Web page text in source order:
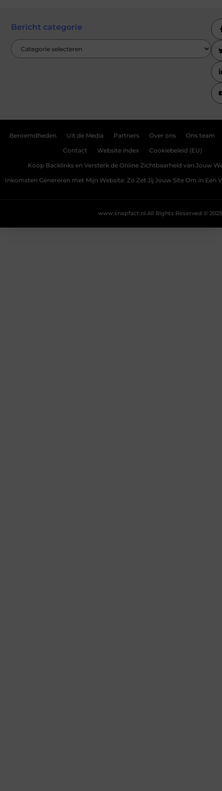
Bericht categorie
Beroemdheden Uit de Media Partners Over ons Ons team
Contact Website index Cookiebeleid (EU)
Koop Backlinks en Versterk de Online Zichtbaarheid van Jouw
Inkomsten Genereren met Mijn Website: Zo Zet Jij Jouw Site Om in Een
All Rights Reserved © 2025
www.snapfact.nl.